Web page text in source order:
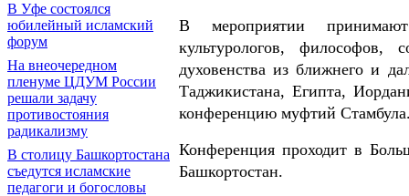
В Уфе состоялся
юбилейный исламский
форум
На внеочередном
пленуме ЦДУМ России
решали задачу
противостояния
радикализму
В столицу Башкортостана
съедутся исламские
педагоги и богословы
В мероприятии принимают
культурологов, философов,
духовенства из ближнего и
Таджикистана, Египта,
конференцию муфтий
Конференция проходит в
Башкортостан.